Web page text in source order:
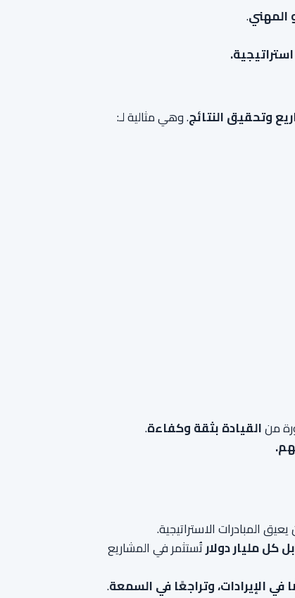
المهني.
وتحقيق النتائج. وهي مثالية لـ:
منالقيادة بثقة وكفاءة.
المبادرات الاستراتيجية.
تُستثمر في المشاريع
في الإيرادات، وتراجعًا في السمعة.